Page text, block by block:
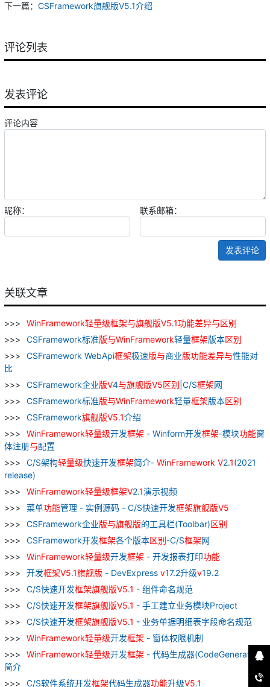
下一篇： CSFramework旗舰版V5.1介绍
评论列表
发表评论
评论内容
昵称： 联系邮箱：
发表评论
关联文章
WinFramework轻量级框架与旗舰版V5.1功能差异与区别
CSFramework标准版与WinFramework轻量框架版本区别
CSFramework WebApi框架极速版与商业版功能差异与性能对
比
CSFramework企业版V4与旗舰版V5区别 |C/S框架网
CSFramework标准版与WinFramework轻量框架版本区别
CSFramework旗舰版V5.1介绍
WinFramework轻量级开发框架 - Winform开发框架-模块功能窗
体注册与配置
C/S架构轻量级快速开发框架简介- WinFramework V2.1(2021
release)
WinFramework轻量级框架V2.1演示视频
菜单功能管理 - 实例源码 - C/S快速开发框架旗舰版V5
CSFramework企业版与旗舰版的工具栏(Toolbar)区别
CSFramework开发框架各个版本区别-C/S框架网
WinFramework轻量级开发框架 - 开发报表打印功能
开发框架V5.1旗舰版 - DevExpress v17.2升级v19.2
C/S快速开发框架旗舰版V5.1 - 组件命名规范
C/S快速开发框架旗舰版V5.1 - 手工建立业务模块Project
C/S快速开发框架旗舰版V5.1 - 业务单据明细表字段命名规范
WinFramework轻量级开发框架 - 窗体权限机制
WinFramework轻量级开发框架 - 代码生成器(CodeGenerator)
简介
C/S软件系统开发框架代码生成器功能升级V5.1